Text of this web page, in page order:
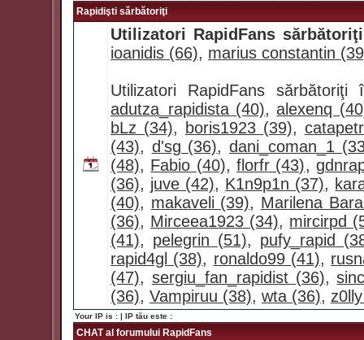
Rapidişti sărbătoriţi
Utilizatori RapidFans
ioanidis (66), marius constantin
Utilizatori RapidFans
adutza_rapidista (40),alexenq
bLz (34), boris1923 (39),
(43), d'sg (36),dani_coman_1
(48), Fabio (40),florfr (43),
(36), juve (42), K1n9p1n (37),
(40), makaveli (39), Marilena
(36), Mirceea1923 (34), mircirpd
(41), pelegrin (51), pufy_rapid
rapid4gl (38), ronaldo99 (41),
(47), sergiu_fan_rapidist (36),
(36), Vampiruu (38), wta (36),
Your IP is : | IP tău este :
CHAT al forumului RapidFans